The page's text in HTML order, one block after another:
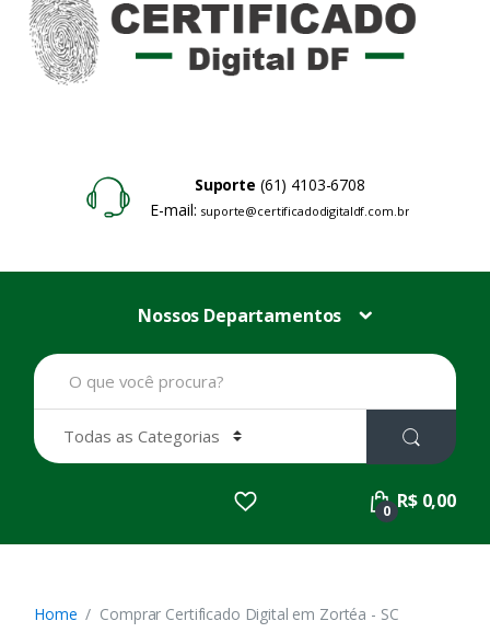
Suporte (61) 4103-6708
E-mail: suporte@certificadodigitaldf.com.br
Nossos Departamentos
B
u
a
r
:
0 R$ 0,00
Home Comprar Certificado Digital em Zortéa - SC